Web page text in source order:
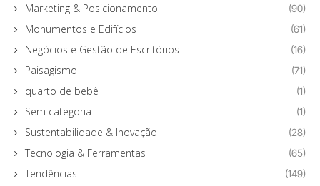
Marketing & Posicionamento (90)
Monumentos e Edifícios (61)
Negócios e Gestão de Escritórios (16)
Paisagismo (71)
quarto de bebê (1)
Sem categoria (1)
Sustentabilidade & Inovação (28)
Tecnologia & Ferramentas (65)
Tendências (149)